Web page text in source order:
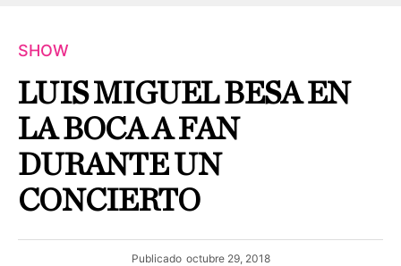
SHOW
LUIS MIGUEL BESA EN
LA BOCA A FAN
DURANTE UN
CONCIERTO
Publicado octubre 29, 2018